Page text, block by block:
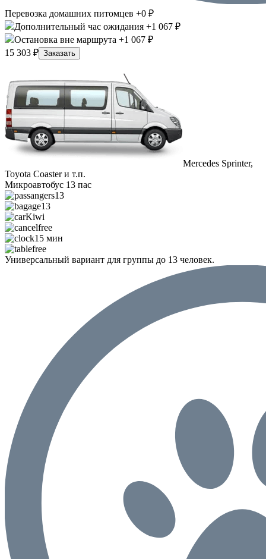
Перевозка домашних питомцев +0 ₽
Дополнительный час ожидания +1 067 ₽
Остановка вне маршрута +1 067 ₽
15 303 ₽ Заказать
Mercedes Sprinter,
Toyota Coaster и т.п.
Микроавтобус 13 пас
13
13
Kiwi
free
15 мин
free
Универсальный вариант для группы до 13 человек.